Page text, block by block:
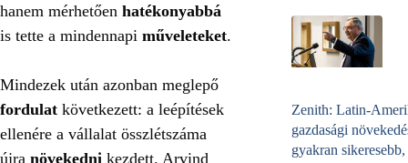
hanem mérhetően hatékonyabbá
is tette a mindennapi műveleteket.
Mindezek után azonban meglepő
fordulat következett: a leépítések
ellenére a vállalat összlétszáma
újra növekedni kezdett. Arvind
Zenith: Latin-
gazdasági
gyakran sikeresebb,